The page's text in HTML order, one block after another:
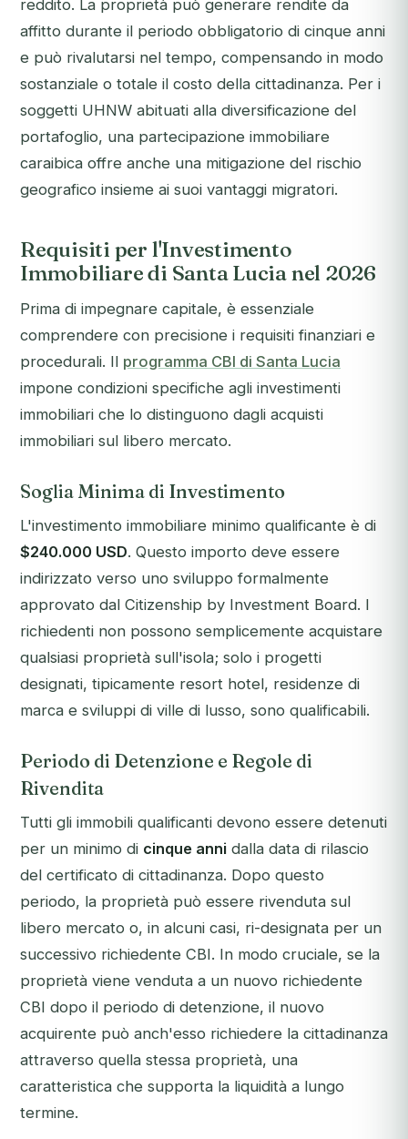
reddito. La proprietà può generare rendite da
affitto durante il periodo obbligatorio di cinque anni
e può rivalutarsi nel tempo, compensando in modo
sostanziale o totale il costo della cittadinanza. Per i
soggetti UHNW abituati alla diversificazione del
portafoglio, una partecipazione immobiliare
caraibica offre anche una mitigazione del rischio
geografico insieme ai suoi vantaggi migratori.
Requisiti per l'Investimento
Immobiliare di Santa Lucia nel 2026
Prima di impegnare capitale, è essenziale
comprendere con precisione i requisiti finanziari e
procedurali. Il programma CBI di Santa Lucia
impone condizioni specifiche agli investimenti
immobiliari che lo distinguono dagli acquisti
immobiliari sul libero mercato.
Soglia Minima di Investimento
L'investimento immobiliare minimo qualificante è di
$240.000 USD. Questo importo deve essere
indirizzato verso uno sviluppo formalmente
approvato dal Citizenship by Investment Board. I
richiedenti non possono semplicemente acquistare
qualsiasi proprietà sull'isola; solo i progetti
designati, tipicamente resort hotel, residenze di
marca e sviluppi di ville di lusso, sono qualificabili.
Periodo di Detenzione e Regole di
Rivendita
Tutti gli immobili qualificanti devono essere detenuti
per un minimo di cinque anni dalla data di rilascio
del certificato di cittadinanza. Dopo questo
periodo, la proprietà può essere rivenduta sul
libero mercato o, in alcuni casi, ri-designata per un
successivo richiedente CBI. In modo cruciale, se la
proprietà viene venduta a un nuovo richiedente
CBI dopo il periodo di detenzione, il nuovo
acquirente può anch'esso richiedere la cittadinanza
attraverso quella stessa proprietà, una
caratteristica che supporta la liquidità a lungo
termine.